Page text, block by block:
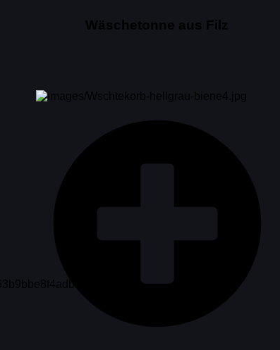
Wäschetonne aus Filz